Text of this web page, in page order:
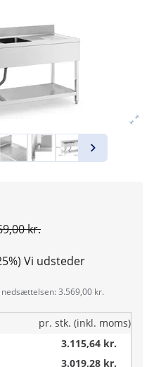
kr.
Vi udsteder
3.569,00 kr.
pr. stk. (inkl. moms)
3.115,64 kr.
3.019,28 kr.